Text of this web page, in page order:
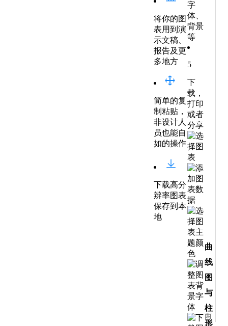
将你的图
表用到演
示文稿、
报告及更
多地方
简单的复
制粘贴，
非设计人
员也能自
如的操作
下载高分
辨率图表
保存到本
地
字
体、
背景
等
5
下
载，
打印
或者
分享